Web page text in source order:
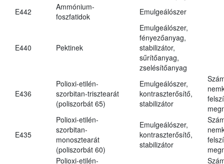
E442
Ammónium-
foszfatidok
Emulgeálószer
E440 Pektinek
Emulgeálószer,
fényezőanyag,
stabilizátor,
sűrítőanyag,
zselésítőanyag
E436
Polioxi-etilén-
szorbitan-trisztearát
(poliszorbát 65)
Emulgeálószer,
kontraszterősítő,
stabilizátor
E435
Polioxi-etilén-
szorbitan-
monosztearát
(poliszorbát 60)
Emulgeálószer,
kontraszterősítő,
stabilizátor
Polioxi-etilén-